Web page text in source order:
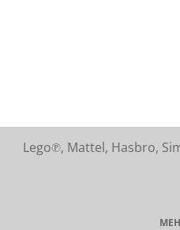
Lego℗, Mattel, Hasbro,